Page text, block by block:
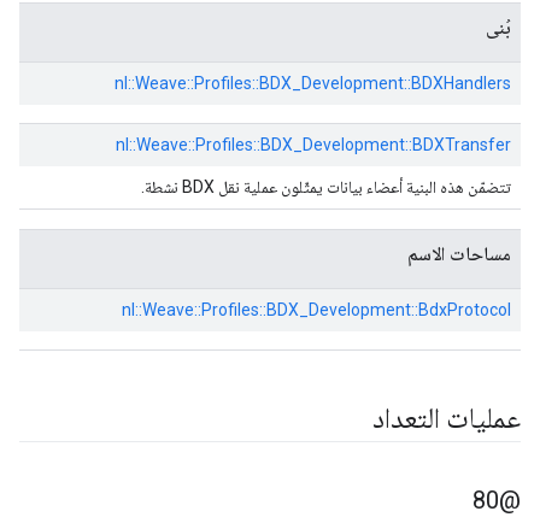
بُنى
nl::Weave::Profiles::BDX_Development::BDXHandlers
nl::Weave::Profiles::BDX_Development::BDXTransfer
تتضمّن هذه البنية أعضاء بيانات يمثّلون عملية نقل BDX نشطة.
مساحات الاسم
nl::Weave::Profiles::BDX_Development::BdxProtocol
عمليات التعداد
@80